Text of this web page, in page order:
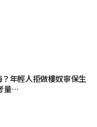
年輕人拒做樓奴寧保生
量…